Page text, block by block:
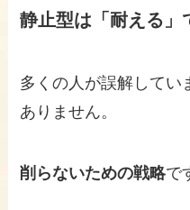
静止型は「耐える」
多くの人が誤解してい
ありません。
削らないための戦略で